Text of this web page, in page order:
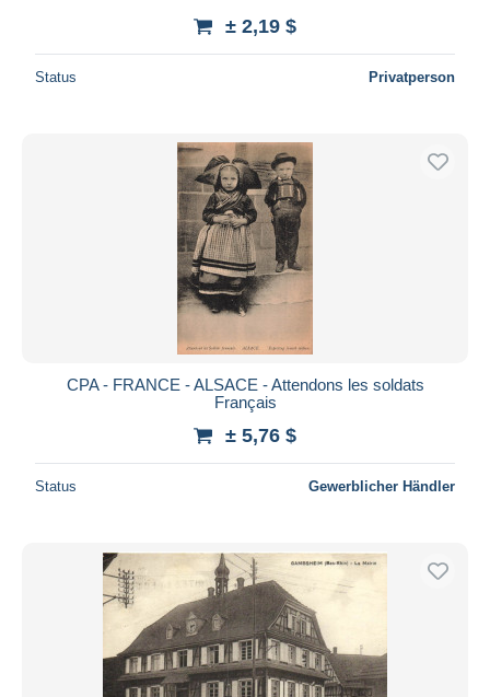
± 2,19 $
Status Privatperson
CPA - FRANCE - ALSACE - Attendons les soldats
Français
± 5,76 $
Status Gewerblicher Händler